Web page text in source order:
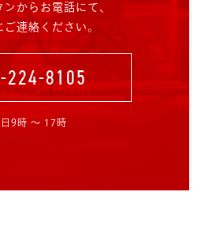
からお電話にて、
ご連絡ください。
224-8105
9時 〜 17時